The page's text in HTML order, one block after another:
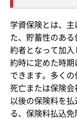
学資保険とは、
た、貯蓄性のあ
約者となって加
約時に定めた時
できます。多く
死亡または保険会
以後の保険料を
る、保険料払込免